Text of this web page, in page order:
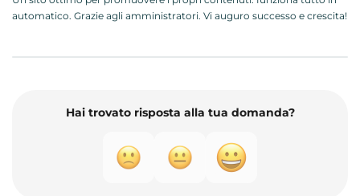
automatico. Grazie agli amministratori. Vi auguro successo e crescita!
Hai trovato risposta alla tua domanda?